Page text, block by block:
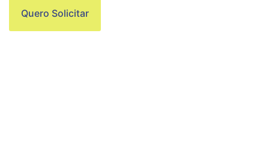
Quero Solicitar